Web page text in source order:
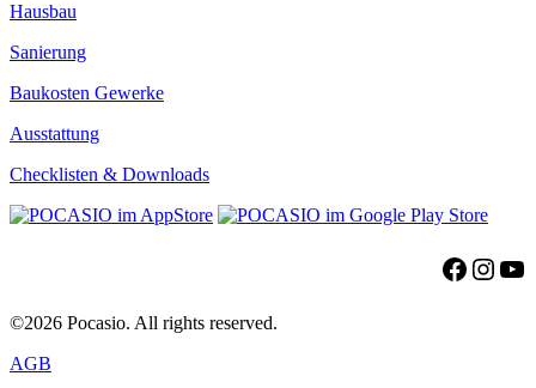
Hausbau
Sanierung
Baukosten Gewerke
Ausstattung
Checklisten & Downloads
©2026 Pocasio. All rights reserved.
AGB